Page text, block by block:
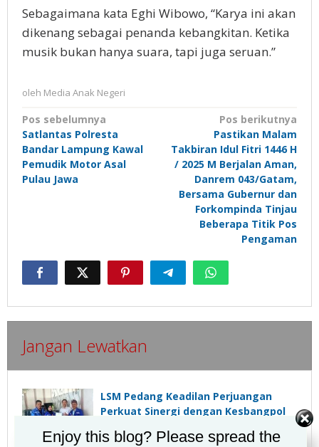
Sebagaimana kata Eghi Wibowo, “Karya ini akan
dikenang sebagai penanda kebangkitan. Ketika
musik bukan hanya suara, tapi juga seruan.”
oleh Media Anak Negeri
Navigasi
pos
Pos sebelumnya
Satlantas Polresta
Bandar Lampung Kawal
Pemudik Motor Asal
Pulau Jawa
Pos berikutnya
Pastikan Malam
Takbiran Idul Fitri 1446 H
/ 2025 M Berjalan Aman,
Danrem 043/Gatam,
Bersama Gubernur dan
Forkompinda Tinjau
Beberapa Titik Pos
Pengaman
Jangan Lewatkan
LSM Pedang Keadilan Perjuangan
Perkuat Sinergi dengan Kesbangpol
Enjoy this blog? Please spread the